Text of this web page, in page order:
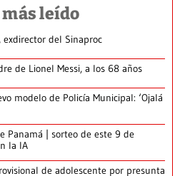
más leído
exdirector del Sinaproc
de Lionel Messi, a los 68 años
modelo de Policía Municipal: ‘Ojalá
Panamá | sorteo de este 9 de
la IA
de adolescente por presunta